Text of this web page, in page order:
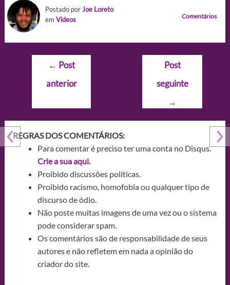
Postado porJoe Loreto
em Videos Comentários
Navegação
Post
← Post
anterior
Post
seguinte
→
REGRAS DOS COMENTÁRIOS:
Para comentar é preciso ter uma conta no Disqus.
Crie a sua aqui.
Proibido discussões políticas.
Proibido racismo, homofobia ou qualquer tipo de
discurso de ódio.
Não poste muitas imagens de uma vez ou o sistema
pode considerar spam.
Os comentários são de responsabilidade de seus
autores e não refletem em nada a opinião do
criador do site.